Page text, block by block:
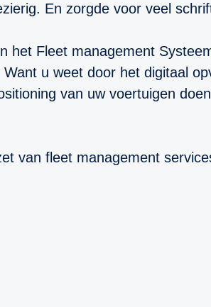
En zorgde voor veel
het Fleet management
u weet door het digitaal
van uw voertuigen
van fleet management